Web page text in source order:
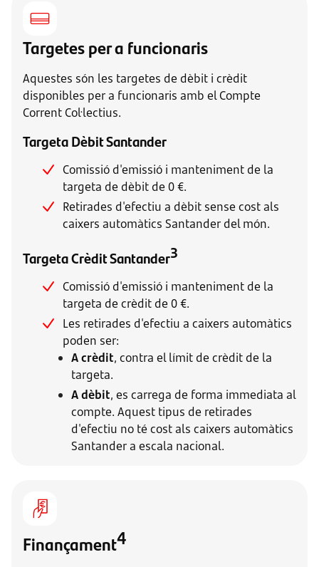
Targetes per a funcionaris
Aquestes són les targetes de dèbit i crèdit
disponibles per a funcionaris amb el Compte
Corrent Col·lectius.
Targeta Dèbit Santander
Comissió d'emissió i manteniment de la
targeta de dèbit de 0 €.
Retirades d'efectiu a dèbit sense cost als
caixers automàtics Santander del món.
Targeta Crèdit Santander3
Comissió d'emissió i manteniment de la
targeta de crèdit de 0 €.
Les retirades d'efectiu a caixers automàtics
poden ser:
A crèdit, contra el límit de crèdit de la
targeta.
A dèbit, es carrega de forma immediata al
compte. Aquest tipus de retirades
d'efectiu no té cost als caixers automàtics
Santander a escala nacional.
Finançament4